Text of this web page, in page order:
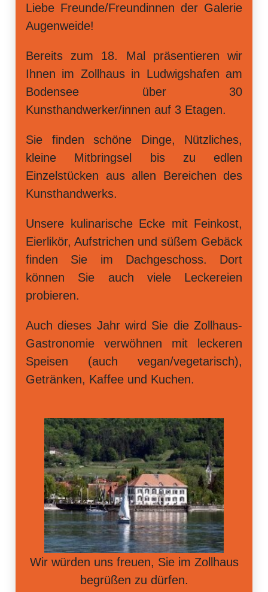
Liebe Freunde/Freundinnen der Galerie
Augenweide!
Bereits zum 18. Mal präsentieren wir
Ihnen im Zollhaus in Ludwigshafen am
Bodensee über 30
Kunsthandwerker/innen auf 3 Etagen.
Sie finden schöne Dinge, Nützliches,
kleine Mitbringsel bis zu edlen
Einzelstücken aus allen Bereichen des
Kunsthandwerks.
Unsere kulinarische Ecke mit Feinkost,
Eierlikör, Aufstrichen und süßem Gebäck
finden Sie im Dachgeschoss. Dort
können Sie auch viele Leckereien
probieren.
Auch dieses Jahr wird Sie die Zollhaus-
Gastronomie verwöhnen mit leckeren
Speisen (auch vegan/vegetarisch),
Getränken, Kaffee und Kuchen.
Wir würden uns freuen, Sie im Zollhaus
begrüßen zu dürfen.